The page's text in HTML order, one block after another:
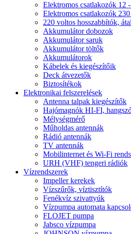
Elektromos csatlakozók 12
Elektromos csatlakozók
220 voltos hosszabbítók,
Akkumulátor dobozok
Akkumulátor saruk
Akkumulátor töltők
Akkumulátorok
Kábelek és kiegészítőik
Deck átvezetők
Biztosítékok
Elektronikai felszerelések
Antenna talpak kiegészítők
Hajómagnók HI-FI,
Mélységmérő
Műholdas antennák
Rádió antennák
TV antennák
Mobilinternet és Wi-Fi
URH (VHF) tengeri rádiók
Vízrendszerek
Impeller kerekek
Vízszűrők, víztisztítók
Fenékvíz szivattyúk
Vízpumpa automata
FLOJET pumpa
Jabsco vízpumpa